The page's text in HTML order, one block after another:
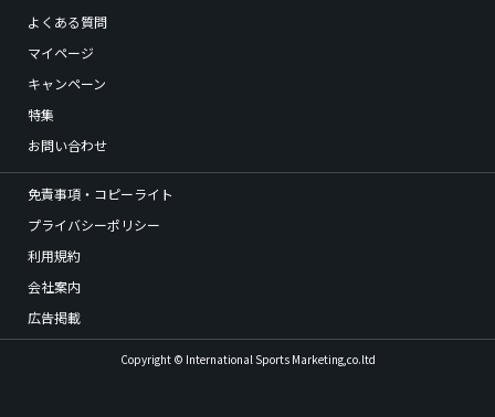
よくある質問
マイページ
キャンペーン
特集
お問い合わせ
免責事項・コピーライト
プライバシーポリシー
利用規約
会社案内
広告掲載
Copyright © International Sports Marketing,co.ltd